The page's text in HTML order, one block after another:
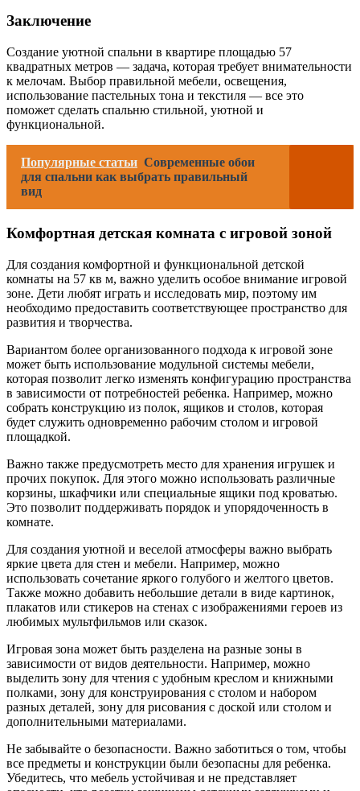
Заключение
Создание уютной спальни в квартире площадью 57
квадратных метров — задача, которая требует внимательности
к мелочам. Выбор правильной мебели, освещения,
использование пастельных тона и текстиля — все это
поможет сделать спальню стильной, уютной и
функциональной.
Популярные статьи Современные обои
для спальни как выбрать правильный
вид
Комфортная детская комната с игровой зоной
Для создания комфортной и функциональной детской
комнаты на 57 кв м, важно уделить особое внимание игровой
зоне. Дети любят играть и исследовать мир, поэтому им
необходимо предоставить соответствующее пространство для
развития и творчества.
Вариантом более организованного подхода к игровой зоне
может быть использование модульной системы мебели,
которая позволит легко изменять конфигурацию пространства
в зависимости от потребностей ребенка. Например, можно
собрать конструкцию из полок, ящиков и столов, которая
будет служить одновременно рабочим столом и игровой
площадкой.
Важно также предусмотреть место для хранения игрушек и
прочих покупок. Для этого можно использовать различные
корзины, шкафчики или специальные ящики под кроватью.
Это позволит поддерживать порядок и упорядоченность в
комнате.
Для создания уютной и веселой атмосферы важно выбрать
яркие цвета для стен и мебели. Например, можно
использовать сочетание яркого голубого и желтого цветов.
Также можно добавить небольшие детали в виде картинок,
плакатов или стикеров на стенах с изображениями героев из
любимых мультфильмов или сказок.
Игровая зона может быть разделена на разные зоны в
зависимости от видов деятельности. Например, можно
выделить зону для чтения с удобным креслом и книжными
полками, зону для конструирования с столом и набором
разных деталей, зону для рисования с доской или столом и
дополнительными материалами.
Не забывайте о безопасности. Важно заботиться о том, чтобы
все предметы и конструкции были безопасны для ребенка.
Убедитесь, что мебель устойчивая и не представляет